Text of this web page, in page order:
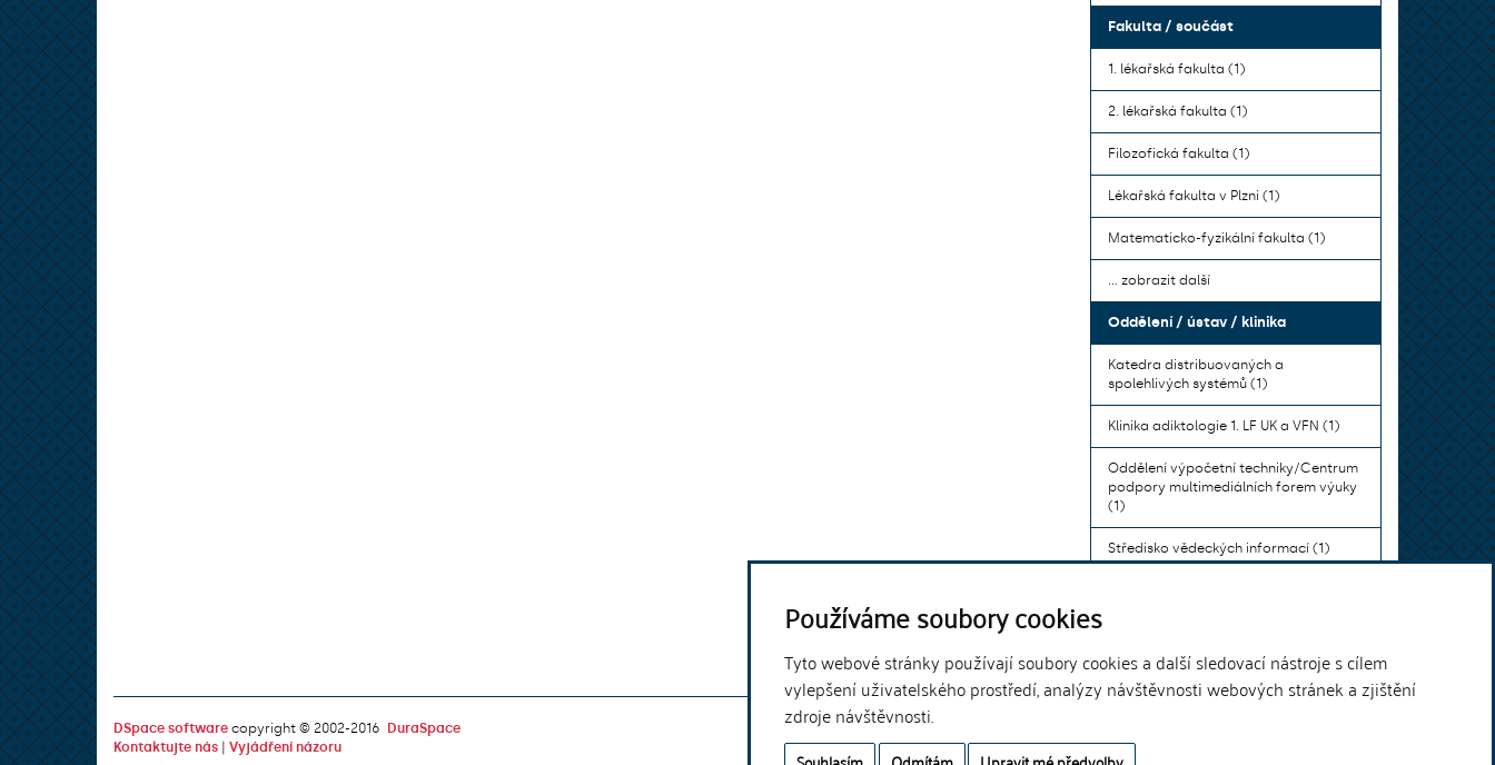
Používáme soubory cookies
Tyto webové stránky používají soubory cookies a další sledovací nástroje s cílem
vylepšení uživatelského prostředí, analýzy návštěvnosti webových stránek a zjištění
zdroje návštěvnosti.
Fakulta / součást
1. lékařská fakulta (1)
2. lékařská fakulta (1)
Filozofická fakulta (1)
Lékařská fakulta v Plzni (1)
Matematicko-fyzikální fakulta (1)
... zobrazit další
Oddělení / ústav / klinika
Katedra distribuovaných a
spolehlivých systémů (1)
Klinika adiktologie 1. LF UK a VFN (1)
Oddělení výpočetní techniky/Centrum
podpory multimediálních forem výuky
(1)
Středisko vědeckých informací (1)
DSpace software copyright © 2002-2016
DuraSpace
Kontaktujte nás
Vyjádření názoru